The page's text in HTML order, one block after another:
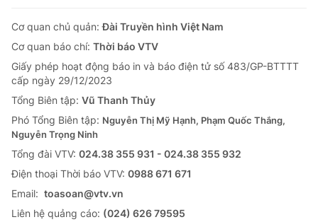
Cơ quan chủ quản:Đài Truyền hình Việt Nam
Cơ quan báo chí: Thời báo VTV
Giấy phép hoạt động báo in và báo điện tử số 483/GP-BTTTT
cấp ngày 29/12/2023
Tổng Biên tập: Vũ Thanh Thủy
Phó Tổng Biên tập: Nguyễn Thị Mỹ Hạnh, Phạm Quốc Thắng,
Nguyễn Trọng Ninh
Tổng đài VTV: 024.38 355 931 - 024.38 355 932
Ðiện thoại Thời báo VTV: 0988 671 671
Email: toasoan@vtv.vn
Liên hệ quảng cáo: (024) 626 79595